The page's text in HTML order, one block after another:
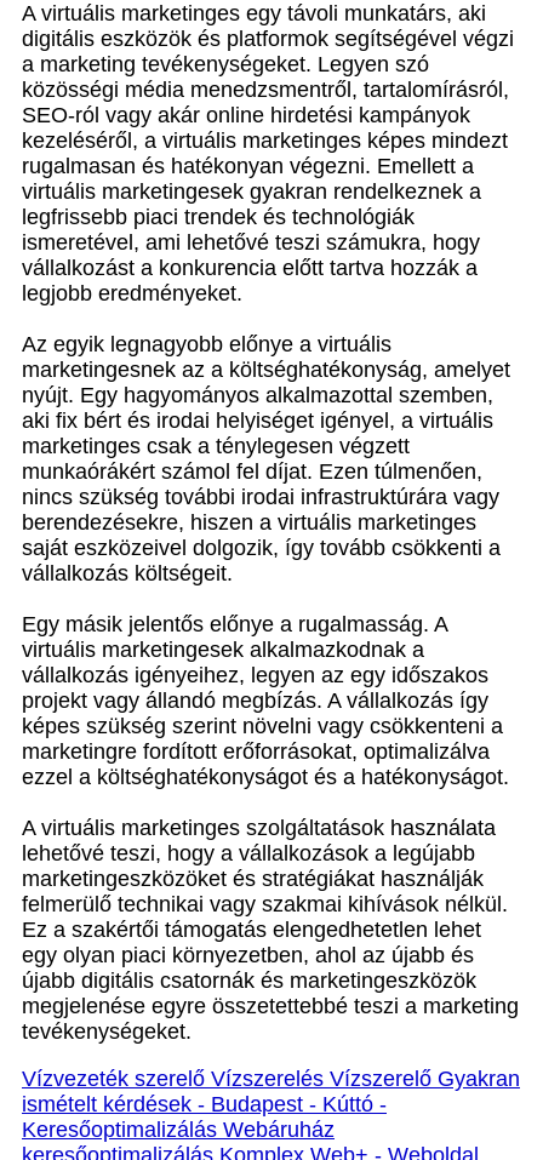
A virtuális marketinges egy távoli munkatárs, aki
digitális eszközök és platformok segítségével végzi
a marketing tevékenységeket. Legyen szó
közösségi média menedzsmentről, tartalomírásról,
SEO-ról vagy akár online hirdetési kampányok
kezeléséről, a virtuális marketinges képes mindezt
rugalmasan és hatékonyan végezni. Emellett a
virtuális marketingesek gyakran rendelkeznek a
legfrissebb piaci trendek és technológiák
ismeretével, ami lehetővé teszi számukra, hogy
vállalkozást a konkurencia előtt tartva hozzák a
legjobb eredményeket.
Az egyik legnagyobb előnye a virtuális
marketingesnek az a költséghatékonyság, amelyet
nyújt. Egy hagyományos alkalmazottal szemben,
aki fix bért és irodai helyiséget igényel, a virtuális
marketinges csak a ténylegesen végzett
munkaórákért számol fel díjat. Ezen túlmenően,
nincs szükség további irodai infrastruktúrára vagy
berendezésekre, hiszen a virtuális marketinges
saját eszközeivel dolgozik, így tovább csökkenti a
vállalkozás költségeit.
Egy másik jelentős előnye a rugalmasság. A
virtuális marketingesek alkalmazkodnak a
vállalkozás igényeihez, legyen az egy időszakos
projekt vagy állandó megbízás. A vállalkozás így
képes szükség szerint növelni vagy csökkenteni a
marketingre fordított erőforrásokat, optimalizálva
ezzel a költséghatékonyságot és a hatékonyságot.
A virtuális marketinges szolgáltatások használata
lehetővé teszi, hogy a vállalkozások a legújabb
marketingeszközöket és stratégiákat használják
felmerülő technikai vagy szakmai kihívások nélkül.
Ez a szakértői támogatás elengedhetetlen lehet
egy olyan piaci környezetben, ahol az újabb és
újabb digitális csatornák és marketingeszközök
megjelenése egyre összetettebbé teszi a marketing
tevékenységeket.
Vízvezeték szerelő Vízszerelés Vízszerelő Gyakran
ismételt kérdések - Budapest - Kúttó -
Keresőoptimalizálás Webáruház
keresőoptimalizálás Komplex Web+ - Weboldal